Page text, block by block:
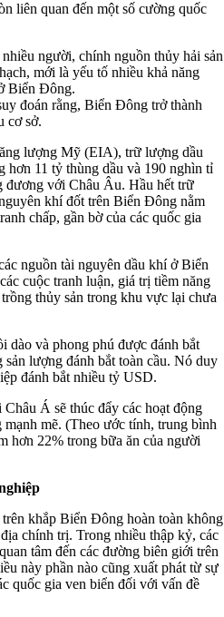
liên quan đến một số cường quốc
người, chính nguồn thủy hải sản
mới là yếu tố nhiều khả năng
Biển Đông.
đoán rằng, Biển Đông trở thành
cơ sở.
lượng Mỹ (EIA), trữ lượng dầu
11 tỷ thùng dầu và 190 nghìn tỉ
đương với Châu Âu. Hầu hết trữ
khí đốt trên Biển Đông nằm
chấp, gần bờ của các quốc gia
nguồn tài nguyên dầu khí ở Biển
cuộc tranh luận, giá trị tiềm năng
thủy sản trong khu vực lại chưa
dào và phong phú được đánh bắt
lượng đánh bắt toàn cầu. Nó duy
đánh bắt nhiều tỷ USD.
Á sẽ thúc đẩy các hoạt động
mạnh mẽ. (Theo ước tính, trung bình
hơn 22% trong bữa ăn của người
khắp Biển Đông hoàn toàn không
chính trị. Trong nhiều thập kỷ, các
tâm đến các đường biên giới trên
này phần nào cũng xuất phát từ sự
quốc gia ven biển đối với vấn đề